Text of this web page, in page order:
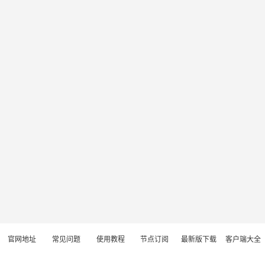
官网地址 常见问题 使用教程 节点订阅 最新版下载 客户端大全